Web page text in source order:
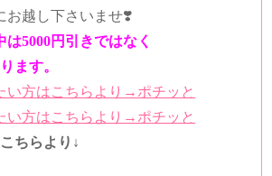
お越し下さいませ❣️
5000円引きではなく
ます。
い方はこちらより→ポチッと
い方はこちらより→ポチッと
ちらより↓